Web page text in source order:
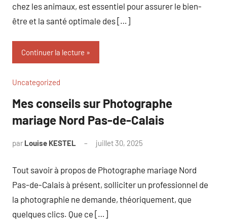
chez les animaux, est essentiel pour assurer le bien-
être et la santé optimale des […]
Continuer la lecture
Uncategorized
Mes conseils sur Photographe
mariage Nord Pas-de-Calais
par Louise KESTEL juillet 30, 2025
Tout savoir à propos de Photographe mariage Nord
Pas-de-Calais à présent, solliciter un professionnel de
la photographie ne demande, théoriquement, que
quelques clics. Que ce […]